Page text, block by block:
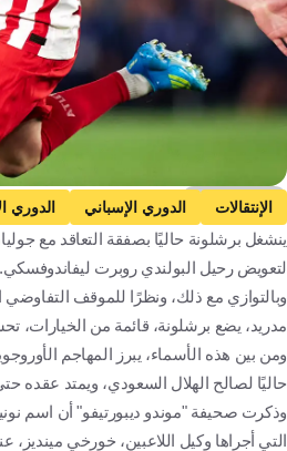
Getty Images
الإنتقالات الدوري الإسباني
الدوري
خوليان ألفاريز
داروين نونيز
دوري
برشلونة
الهلال تشيلسي
المملكة العربية السعودية
كرة قدم
ينشغل برشلونة حاليًا بصفقة التعاقد مع
لتعويض رحيل البولندي روبرت ليفاندوفسكي.
وبالتوازي مع ذلك، ونظرًا للموقف التفاوضي
مدريد، يضع برشلونة، قائمة من الخيارات،
ومن بين هذه الأسماء، يبرز المهاجم
حاليًا لصالح الهلال السعودي، ويمتد عقده حتى
وذكرت صحيفة "موندو ديبورتيفو" أن اسم
التي أجراها وكيل اللاعبين، خورخي مينديز،